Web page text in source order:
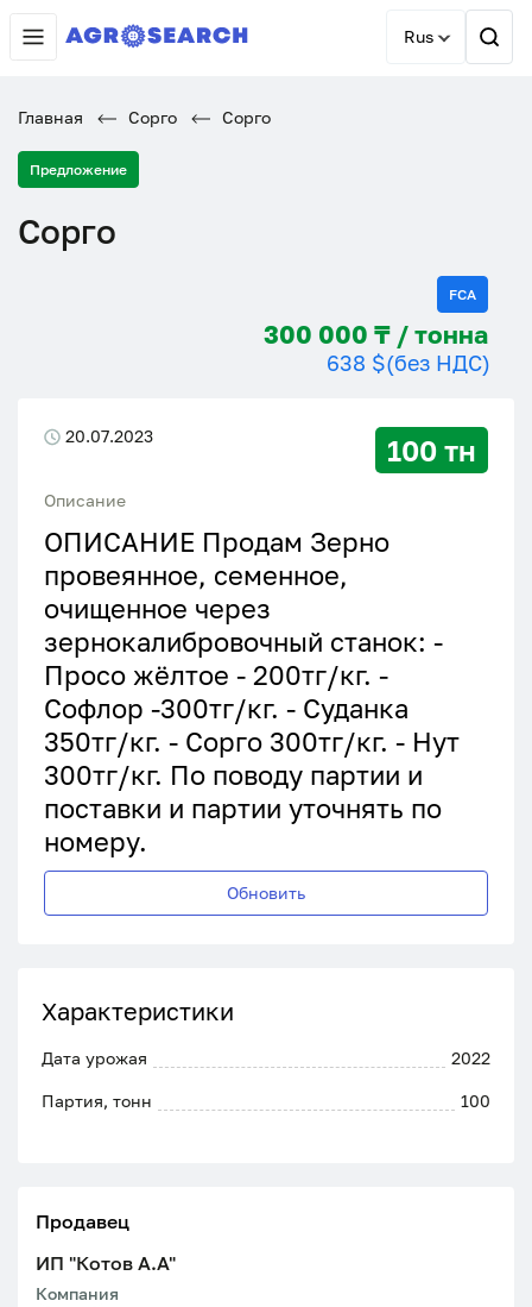
Rus
Главная Сорго Сорго
Предложение
Сорго
FCA
300 000 ₸ / тонна
638 $(без НДС)
20.07.2023 100 тн
Описание
ОПИСАНИЕ Продам Зерно
провеянное, семенное,
очищенное через
зернокалибровочный станок: -
Просо жёлтое - 200тг/кг. -
Софлор -300тг/кг. - Суданка
350тг/кг. - Сорго 300тг/кг. - Нут
300тг/кг. По поводу партии и
поставки и партии уточнять по
номеру.
Обновить
Характеристики
Дата урожая 2022
Партия, тонн 100
Продавец
ИП "Котов А.А"
Компания